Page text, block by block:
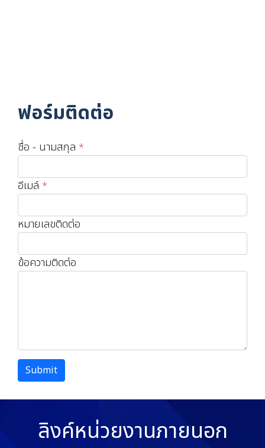
ฟอร์มติดต่อ
ชื่อ - นามสกุล *
อีเมล์ *
หมายเลขติดต่อ
ข้อความติดต่อ
Submit
ลิงค์หน่วยงานภายนอก